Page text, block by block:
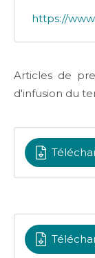
Articles de
d'infusion du